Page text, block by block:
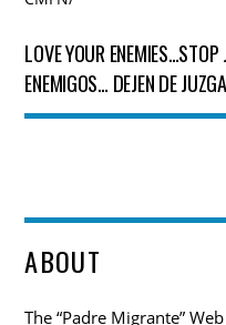
LOVE YOUR
ENEMIGOS… DEJEN DE
ABOUT
The “Padre Migrante”